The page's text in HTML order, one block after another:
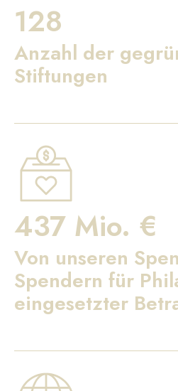
128
Anzahl der
Stiftungen
437 Mio. €
Von unseren
Spendern für
eingesetzter